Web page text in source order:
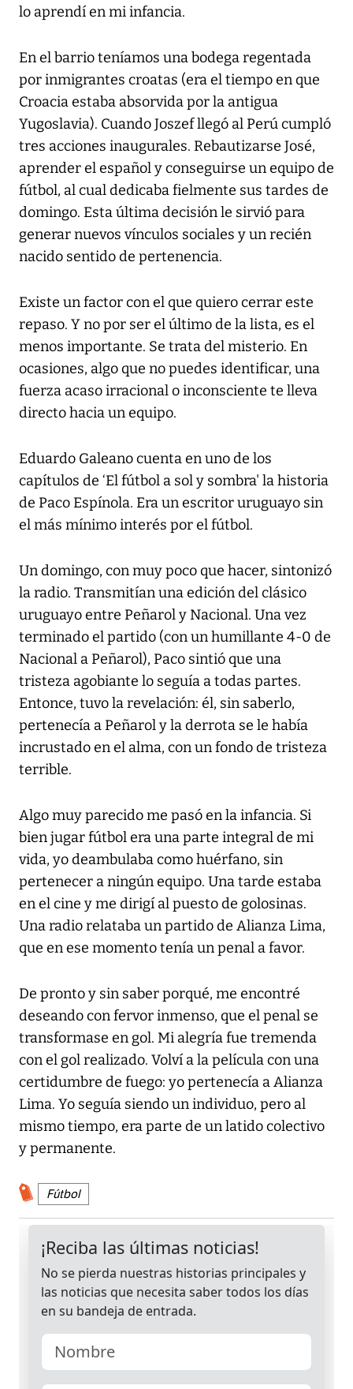
lo aprendí en mi infancia.
En el barrio teníamos una bodega regentada
por inmigrantes croatas (era el tiempo en que
Croacia estaba absorvida por la antigua
Yugoslavia). Cuando Joszef llegó al Perú cumpló
tres acciones inaugurales. Rebautizarse José,
aprender el español y conseguirse un equipo de
fútbol, al cual dedicaba fielmente sus tardes de
domingo. Esta última decisión le sirvió para
generar nuevos vínculos sociales y un recién
nacido sentido de pertenencia.
Existe un factor con el que quiero cerrar este
repaso. Y no por ser el último de la lista, es el
menos importante. Se trata del misterio. En
ocasiones, algo que no puedes identificar, una
fuerza acaso irracional o inconsciente te lleva
directo hacia un equipo.
Eduardo Galeano cuenta en uno de los
capítulos de ‘El fútbol a sol y sombra' la historia
de Paco Espínola. Era un escritor uruguayo sin
el más mínimo interés por el fútbol.
Un domingo, con muy poco que hacer, sintonizó
la radio. Transmitían una edición del clásico
uruguayo entre Peñarol y Nacional. Una vez
terminado el partido (con un humillante 4-0 de
Nacional a Peñarol), Paco sintió que una
tristeza agobiante lo seguía a todas partes.
Entonce, tuvo la revelación: él, sin saberlo,
pertenecía a Peñarol y la derrota se le había
incrustado en el alma, con un fondo de tristeza
terrible.
Algo muy parecido me pasó en la infancia. Si
bien jugar fútbol era una parte integral de mi
vida, yo deambulaba como huérfano, sin
pertenecer a ningún equipo. Una tarde estaba
en el cine y me dirigí al puesto de golosinas.
Una radio relataba un partido de Alianza Lima,
que en ese momento tenía un penal a favor.
De pronto y sin saber porqué, me encontré
deseando con fervor inmenso, que el penal se
transformase en gol. Mi alegría fue tremenda
con el gol realizado. Volví a la película con una
certidumbre de fuego: yo pertenecía a Alianza
Lima. Yo seguía siendo un individuo, pero al
mismo tiempo, era parte de un latido colectivo
y permanente.
Fútbol